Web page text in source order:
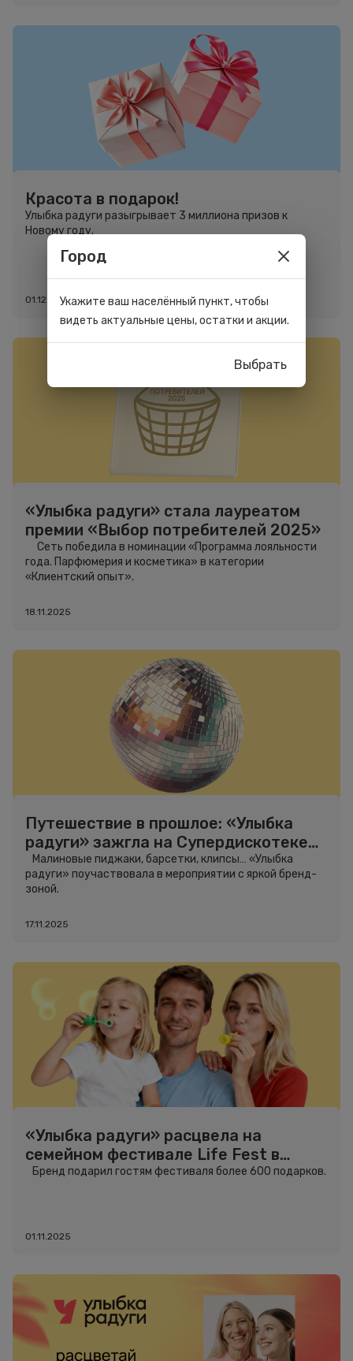
Красота в подарок!
Улыбка радуги разыгрывает 3 миллиона призов к
Новому году.
01.12.2025
«Улыбка радуги» стала лауреатом
премии «Выбор потребителей 2025»
года. Парфюмерия и косметика» в категории
«Клиентский опыт».
18.11.2025
Путешествие в прошлое: «Улыбка
радуги» зажгла на Супердискотеке
90-х в Санкт-Петербурге
радуги» поучаствовала в мероприятии с яркой бренд-
зоной.
17.11.2025
«Улыбка радуги» расцвела на
семейном фестивале Life Fest в
Москве
Бренд подарил гостям фестиваля более 600 подарков.
01.11.2025
Город
Укажите ваш населённый пункт, чтобы
видеть актуальные цены, остатки и акции.
Выбрать